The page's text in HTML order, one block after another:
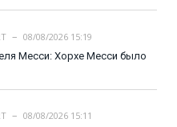
08/08/2026 15:19
Месси: Хорхе Месси было
08/08/2026 15:11